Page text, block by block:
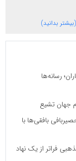
(بیشتر بدانید)
رسانه‌ها
جهان تشیع
بافقی‌ها با
فراتر از یک نهاد